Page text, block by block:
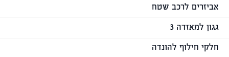
אביזרים לרכב שטח
גגון למאזדה 3
חלקי חילוף להונדה